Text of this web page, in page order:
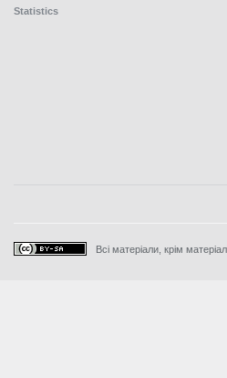
Statistics
Всі матеріали, крім